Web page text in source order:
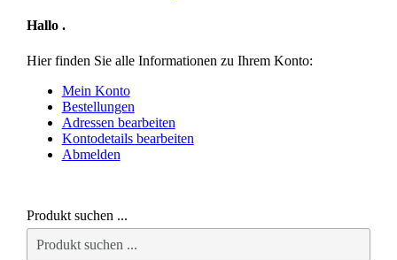
Hallo .
Hier finden Sie alle Informationen zu Ihrem Konto:
Mein Konto
Bestellungen
Adressen bearbeiten
Kontodetails bearbeiten
Abmelden
Produkt suchen ...